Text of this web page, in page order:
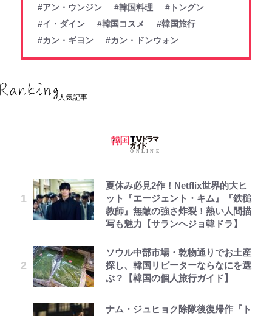
#アン・ウンジン
#韓国料理
#トングン
#イ・ダイン
#韓国コスメ
#韓国旅行
#カン・ギヨン
#カン・ドンウォン
人気記事
夏休み必見2作！Netflix世界的大ヒ
ット『エージェント・キム』『鉄槌
教師』無敵の強さ炸裂！熱い人間描
写も魅力【サランヘジョ韓ドラ】
ソウル中部市場・乾物通りでお土産
探し、韓国リピーターならなにを選
ぶ？【韓国の個人旅行ガイド】
ナム・ジュヒョク除隊後復帰作『ト